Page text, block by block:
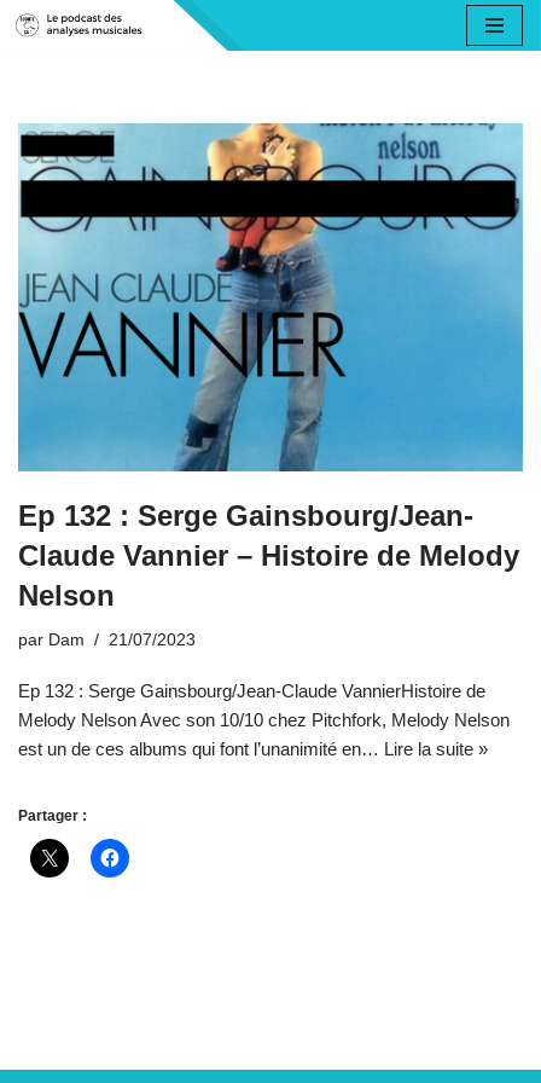
contenu
Ep 132 : Serge Gainsbourg/Jean-
Claude Vannier – Histoire de Melody
Nelson
par Dam 21/07/2023
Ep 132 : Serge Gainsbourg/Jean-Claude VannierHistoire de
Melody Nelson Avec son 10/10 chez Pitchfork, Melody Nelson
est un de ces albums qui font l’unanimité en… Lire la suite »
Partager :